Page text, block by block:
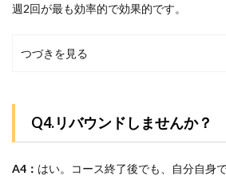
週2回が最も効率的で効果的です。
つづきを見る
Q4.リバウンドしませんか？
A4： はい。コース終了後でも、自分自身